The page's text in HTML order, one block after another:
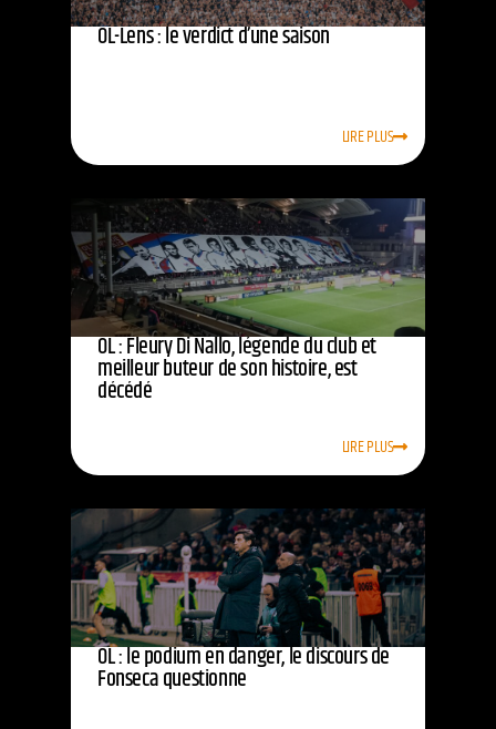
OL-Lens : le verdict d’une saison
LIRE PLUS
OL : Fleury Di Nallo, légende du club et
meilleur buteur de son histoire, est
décédé
LIRE PLUS
OL : le podium en danger, le discours de
Fonseca questionne